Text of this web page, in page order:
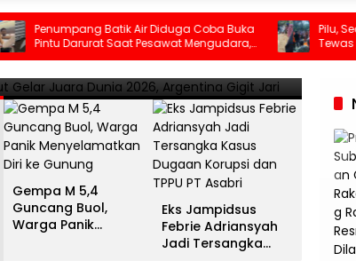
Batik Air Diduga Coba Buka
Darurat Saat Pesawat Mengudara,
Pecah di Dalam Kabin
Pilu, Seorang Ibu
Tewas Terjebak
Spanyol Rebut Gelar
Gigit Jari
Gempa M 5,4
Guncang Buol,
Warga Panik
Eks Jampidsus
Febrie Adriansyah
Jadi Tersangka